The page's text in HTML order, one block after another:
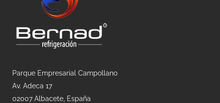
Parque Empresarial Campollano
Av. Adeca 17
02007 Albacete, España